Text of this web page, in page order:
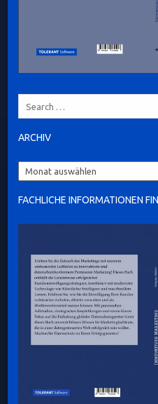
ARCHIV
Archiv
FACHLICHE INFORMATIONEN